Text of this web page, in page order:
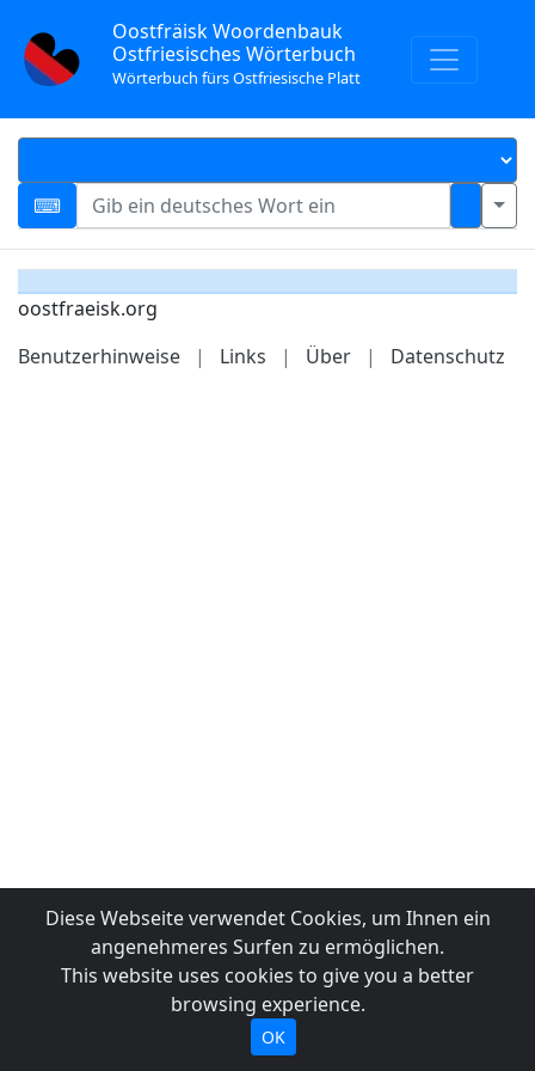
Oostfräisk Woordenbauk
Ostfriesisches Wörterbuch
Wörterbuch fürs Ostfriesische Platt
oostfraeisk.org
Benutzerhinweise
| Links | Über | Datenschutz
Diese Webseite verwendet Cookies, um Ihnen ein
angenehmeres Surfen zu ermöglichen.
This website uses cookies to give you a better
browsing experience.
OK